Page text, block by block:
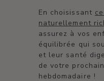
En choisissant
naturellement
assurez à vos
équilibrée qui
et leur santé
de votre
hebdomadaire !